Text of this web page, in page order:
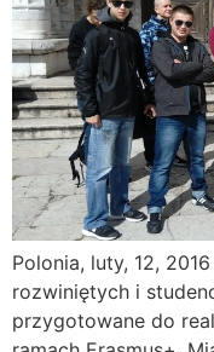
Polonia, luty, 12,
rozwiniętych i
przygotowane do